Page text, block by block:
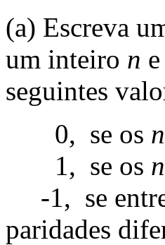
(a) Escreva
um inteiro n
seguintes
0, se os n
1, se os n
-1, se
paridades